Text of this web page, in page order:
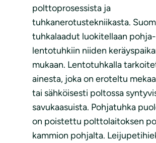
polttoprosessista ja
tuhkanerotustekniikasta.
tuhkalaadut luokitellaan
lentotuhkiin niiden
mukaan. Lentotuhkalla
ainesta, joka on eroteltu
tai sähköisesti poltossa
savukaasuista. Pohjatuhka
on poistettu polttolaitoksen
kammion pohjalta.